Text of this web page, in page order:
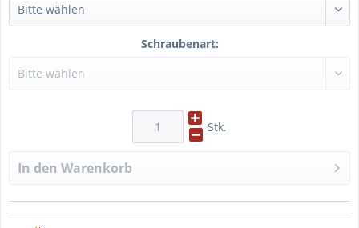
Schraubenart:
Stk.
In den Warenkorb